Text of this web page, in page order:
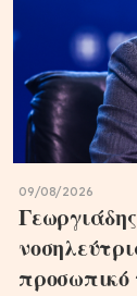
09/08/2026